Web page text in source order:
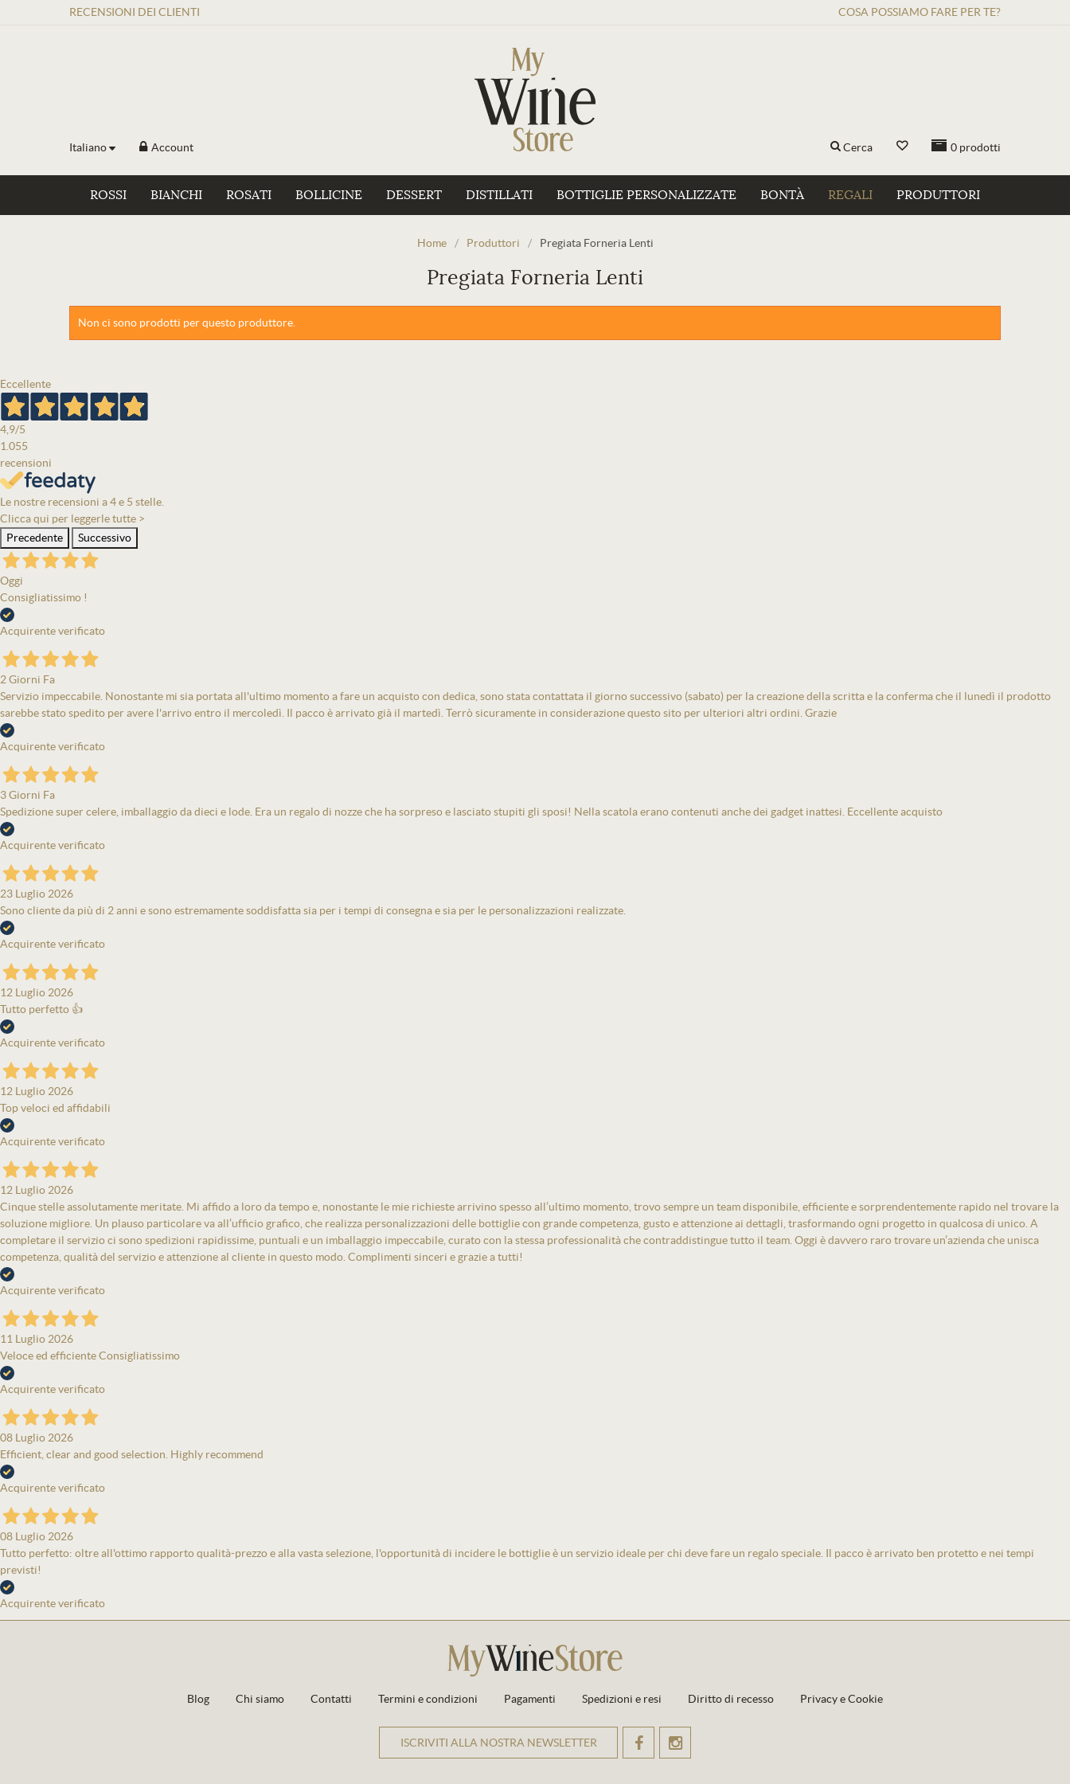
RECENSIONI DEI CLIENTI COSA POSSIAMO FARE PER TE?
Italiano Account 0 prodotti
Cerca
ROSSI BIANCHI ROSATI BOLLICINE DESSERT DISTILLATI BOTTIGLIE PERSONALIZZATE BONTÀ REGALI PRODUTTORI
Home / Produttori / Pregiata Forneria Lenti
Pregiata Forneria Lenti
Non ci sono prodotti per questo produttore.
Eccellente
4,9/5
1.055
recensioni
Le nostre recensioni a 4 e 5 stelle.
Clicca qui per leggerle tutte >
Precedente
Successivo
Oggi
Consigliatissimo !
Acquirente verificato
2 Giorni Fa
Servizio impeccabile. Nonostante mi sia portata all'ultimo momento a fare un acquisto con dedica, sono stata contattata il giorno successivo (sabato) per la creazione della scritta e la conferma che il lunedì il prodotto
sarebbe stato spedito per avere l'arrivo entro il mercoledì. Il pacco è arrivato già il martedì. Terrò sicuramente in considerazione questo sito per ulteriori altri ordini. Grazie
Acquirente verificato
3 Giorni Fa
Spedizione super celere, imballaggio da dieci e lode. Era un regalo di nozze che ha sorpreso e lasciato stupiti gli sposi! Nella scatola erano contenuti anche dei gadget inattesi. Eccellente acquisto
Acquirente verificato
23 Luglio 2026
Sono cliente da più di 2 anni e sono estremamente soddisfatta sia per i tempi di consegna e sia per le personalizzazioni realizzate.
Acquirente verificato
12 Luglio 2026
Tutto perfetto 👍
Acquirente verificato
12 Luglio 2026
Top veloci ed affidabili
Acquirente verificato
12 Luglio 2026
Cinque stelle assolutamente meritate. Mi affido a loro da tempo e, nonostante le mie richieste arrivino spesso all’ultimo momento, trovo sempre un team disponibile, efficiente e sorprendentemente rapido nel trovare la
soluzione migliore. Un plauso particolare va all’ufficio grafico, che realizza personalizzazioni delle bottiglie con grande competenza, gusto e attenzione ai dettagli, trasformando ogni progetto in qualcosa di unico. A
completare il servizio ci sono spedizioni rapidissime, puntuali e un imballaggio impeccabile, curato con la stessa professionalità che contraddistingue tutto il team. Oggi è davvero raro trovare un’azienda che unisca
competenza, qualità del servizio e attenzione al cliente in questo modo. Complimenti sinceri e grazie a tutti!
Acquirente verificato
11 Luglio 2026
Veloce ed efficiente Consigliatissimo
Acquirente verificato
08 Luglio 2026
Efficient, clear and good selection. Highly recommend
Acquirente verificato
08 Luglio 2026
Tutto perfetto: oltre all'ottimo rapporto qualità-prezzo e alla vasta selezione, l'opportunità di incidere le bottiglie è un servizio ideale per chi deve fare un regalo speciale. Il pacco è arrivato ben protetto e nei tempi
previsti!
Acquirente verificato
Blog Chi siamo Contatti Termini e condizioni Pagamenti Spedizioni e resi Diritto di recesso Privacy e Cookie
ISCRIVITI ALLA NOSTRA NEWSLETTEROK